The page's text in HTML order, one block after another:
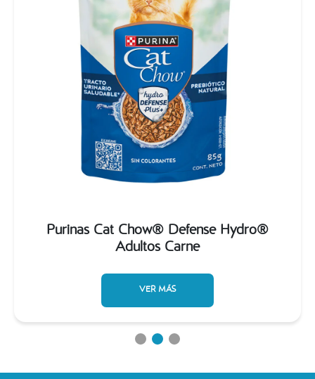
Purinas Cat Chow® Defense Hydro®
Adultos Carne
VER MÁS